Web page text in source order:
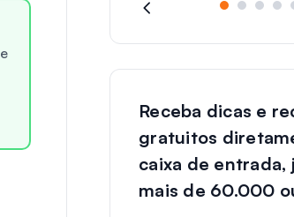
Receba dicas e
gratuitos
caixa de entrada,
mais de 60.000